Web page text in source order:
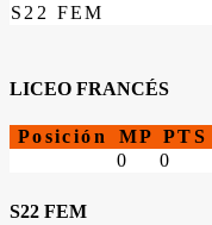
S22 FEM
LICEO FRANCÉS
Posición MP PTS
0
0
S22 FEM